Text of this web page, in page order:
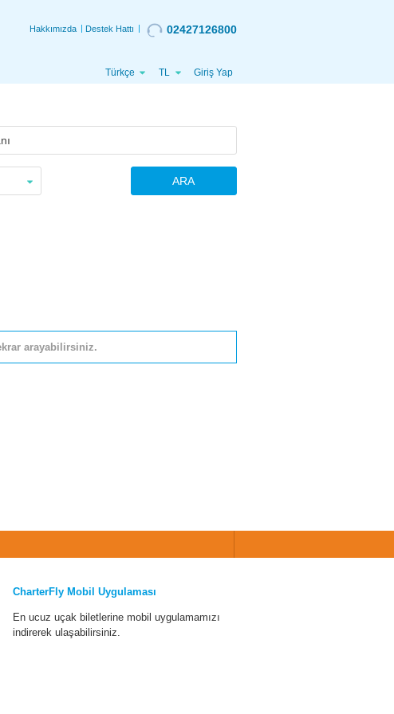
Hakkımızda Destek Hattı 02427126800
Türkçe TL Giriş Yap
ARA
arayabilirsiniz.
CharterFly Mobil Uygulaması
En ucuz uçak biletlerine mobil uygulamamızı
indirerek ulaşabilirsiniz.